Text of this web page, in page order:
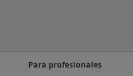
Para profesionales